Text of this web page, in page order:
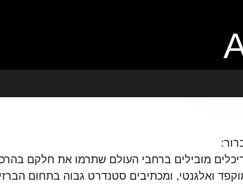
מובילים ברחבי העולם שתרמו את חלקם
ואלגנטי, ומכתיבים סטנדרט גבוה בתחום